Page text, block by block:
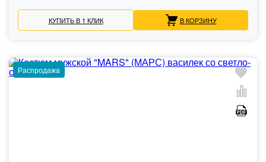
КУПИТЬ В 1 КЛИК В КОРЗИНУ
Распродажа